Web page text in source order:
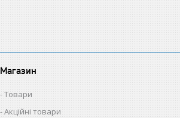
Магазин
Товари
Акційні товари